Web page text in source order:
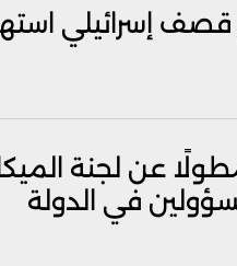
قصف إسرائيلي
عن لجنة
في الدولة